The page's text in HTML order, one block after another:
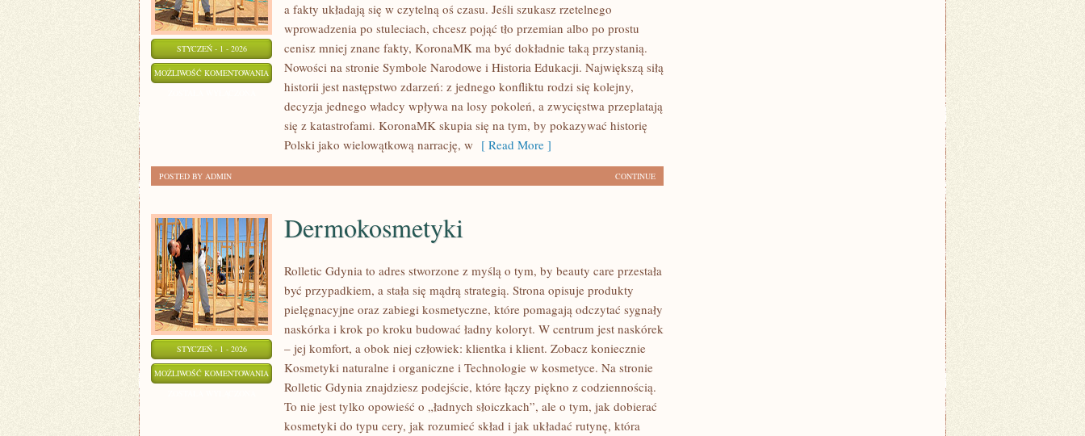
STYCZEŃ - 1 - 2026
MOŻLIWOŚĆ KOMENTOWANIA
WOJNA
ŚWIATOWA
a fakty układają się w czytelną oś czasu. Jeśli szukasz rzetelnego
wprowadzenia po stuleciach, chcesz pojąć tło przemian albo po prostu
cenisz mniej znane fakty, KoronaMK ma być dokładnie taką przystanią.
Nowości na stronie Symbole Narodowe i Historia Edukacji. Największą siłą
historii jest następstwo zdarzeń: z jednego konfliktu rodzi się kolejny,
decyzja jednego władcy wpływa na losy pokoleń, a zwycięstwa przeplatają
się z katastrofami. KoronaMK skupia się na tym, by pokazywać historię
Polski jako wielowątkową narrację, w [ Read More ]
CONTINUE
POSTED BY ADMIN
STYCZEŃ - 1 - 2026
MOŻLIWOŚĆ KOMENTOWANIA DERMOKOSMETYKI
Dermokosmetyki
Rolletic Gdynia to adres stworzone z myślą o tym, by beauty care przestała
być przypadkiem, a stała się mądrą strategią. Strona opisuje produkty
pielęgnacyjne oraz zabiegi kosmetyczne, które pomagają odczytać sygnały
naskórka i krok po kroku budować ładny koloryt. W centrum jest naskórek
– jej komfort, a obok niej człowiek: klientka i klient. Zobacz koniecznie
Kosmetyki naturalne i organiczne i Technologie w kosmetyce. Na stronie
Rolletic Gdynia znajdziesz podejście, które łączy piękno z codziennością.
To nie jest tylko opowieść o „ładnych słoiczkach”, ale o tym, jak dobierać
kosmetyki do typu cery, jak rozumieć skład i jak układać rutynę, która